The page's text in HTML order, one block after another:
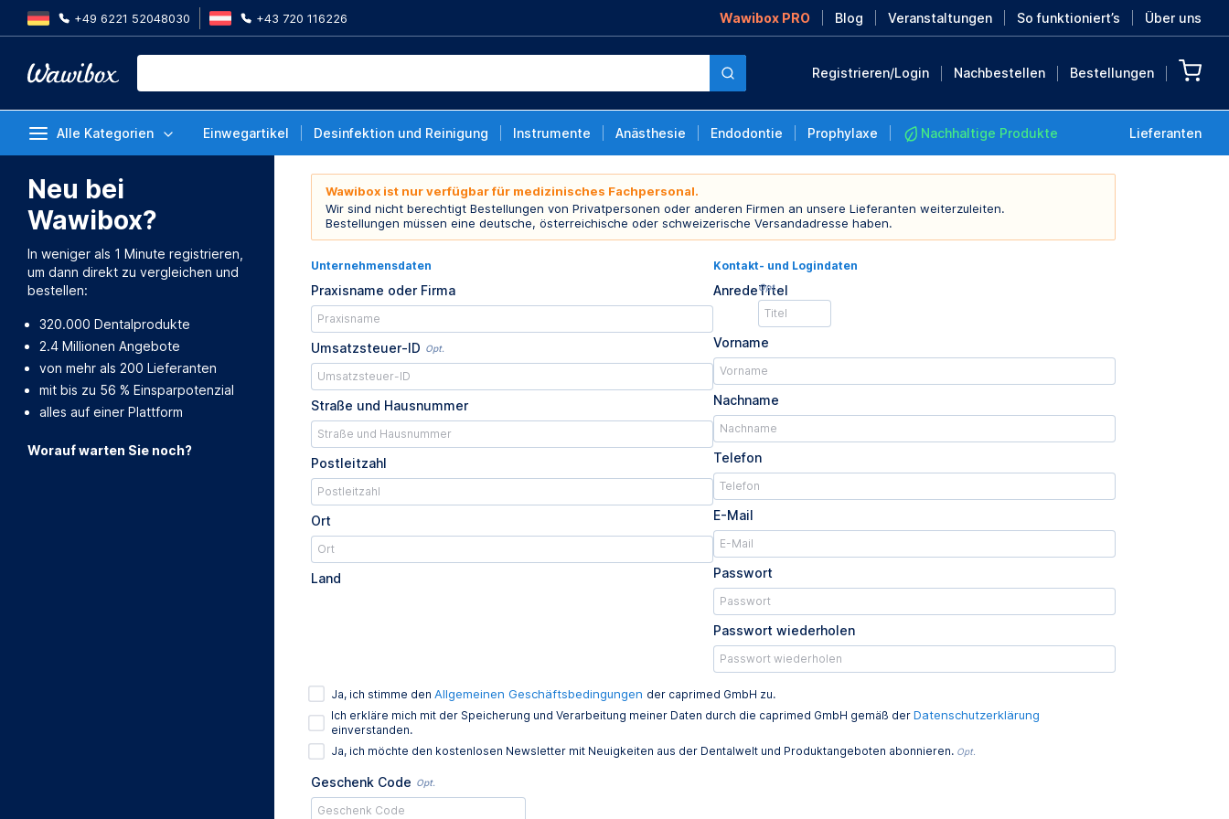
+49 6221 52048030 +43 720 116226 Wawibox PRO Blog Veranstaltungen So funktioniert’s Über uns
Registrieren/Login Nachbestellen Bestellungen
Alle Kategorien Einwegartikel Desinfektion und Reinigung Instrumente Anästhesie Endodontie Prophylaxe Nachhaltige Produkte Lieferanten
MEHR ENTDECKEN
Neu bei
Wawibox?
In weniger als 1 Minute registrieren,
um dann direkt zu vergleichen und
bestellen:
320.000 Dentalprodukte
2.4 Millionen Angebote
von mehr als 200 Lieferanten
mit bis zu 56 % Einsparpotenzial
alles auf einer Plattform
Worauf warten Sie noch?
Wawibox ist nur verfügbar für medizinisches Fachpersonal.
Wir sind nicht berechtigt Bestellungen von Privatpersonen oder anderen Firmen an unsere Lieferanten weiterzuleiten.
Bestellungen müssen eine deutsche, österreichische oder schweizerische Versandadresse haben.
Unternehmensdaten
Praxisname oder Firma
Umsatzsteuer-ID Opt.
Straße und Hausnummer
Postleitzahl
Ort
Land
Kontakt- und Logindaten
AnredeTitel
Opt.
Vorname
Nachname
Telefon
E-Mail
Passwort
Passwort wiederholen
Ja, ich stimme den Allgemeinen Geschäftsbedingungen der caprimed GmbH zu.
Ich erkläre mich mit der Speicherung und Verarbeitung meiner Daten durch die caprimed GmbH gemäß der Datenschutzerklärung
einverstanden.
Ja, ich möchte den kostenlosen Newsletter mit Neuigkeiten aus der Dentalwelt und Produktangeboten abonnieren. Opt.
Geschenk Code Opt.